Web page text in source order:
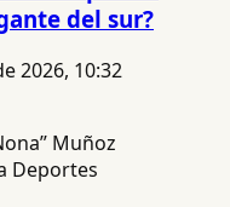
del sur?
2026, 10:32